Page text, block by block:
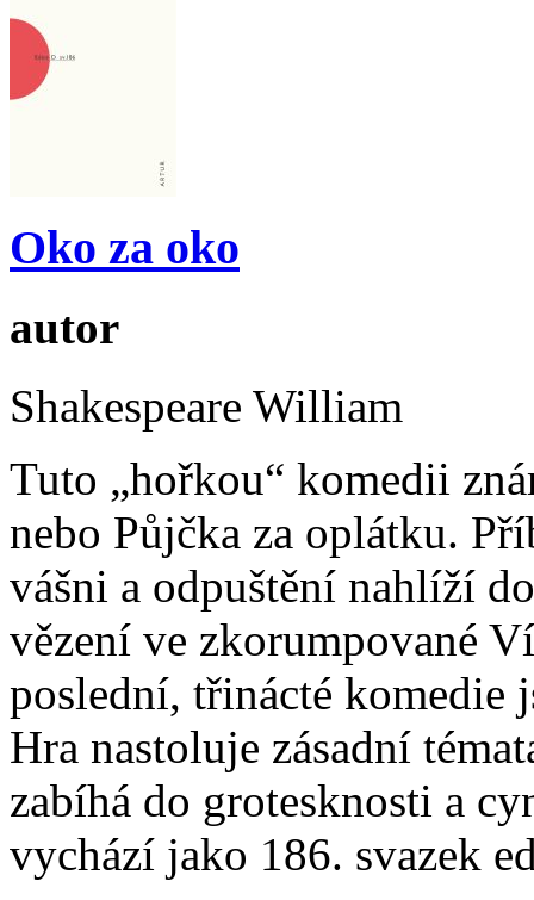
Oko za oko
autor
Shakespeare William
Tuto „hořkou“ komedii
nebo Půjčka za oplátku.
vášni a odpuštění nahlíží
vězení ve zkorumpované
poslední, třinácté komedie
Hra nastoluje zásadní
zabíhá do grotesknosti a
vychází jako 186. svazek